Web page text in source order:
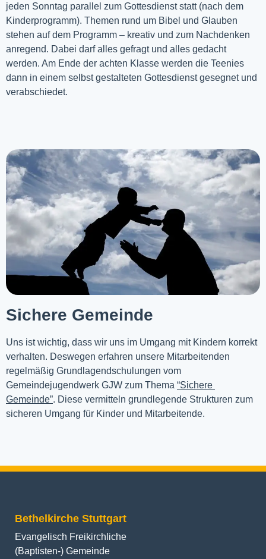
jeden Sonntag parallel zum Gottesdienst statt (nach dem
Kinderprogramm). Themen rund um Bibel und Glauben
stehen auf dem Programm – kreativ und zum Nachdenken
anregend. Dabei darf alles gefragt und alles gedacht
werden. Am Ende der achten Klasse werden die Teenies
dann in einem selbst gestalteten Gottesdienst gesegnet und
verabschiedet.
Sichere Gemeinde
Uns ist wichtig, dass wir uns im Umgang mit Kindern korrekt
verhalten. Deswegen erfahren unsere Mitarbeitenden
regelmäßig Grundlagendschulungen vom
Gemeindejugendwerk GJW zum Thema “Sichere
Gemeinde”. Diese vermitteln grundlegende Strukturen zum
sicheren Umgang für Kinder und Mitarbeitende.
Bethelkirche Stuttgart
Evangelisch Freikirchliche
(Baptisten-) Gemeinde